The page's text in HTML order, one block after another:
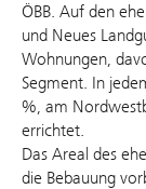
ÖBB. Auf den
und Neues
Wohnungen,
Segment. In
%, am
errichtet.
Das Areal des
die Bebauung